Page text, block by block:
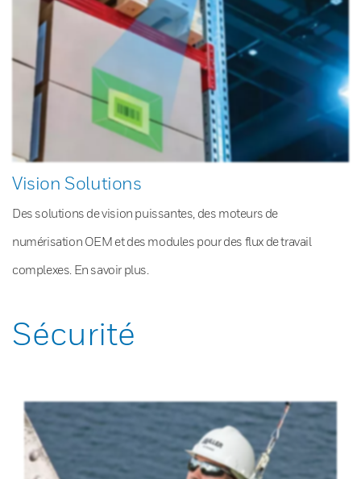
Vision Solutions
Des solutions de vision puissantes, des moteurs de
numérisation OEM et des modules pour des flux de travail
complexes. En savoir plus.
Sécurité